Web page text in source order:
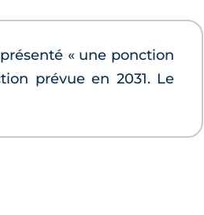
« une ponction
prévue en 2031. Le